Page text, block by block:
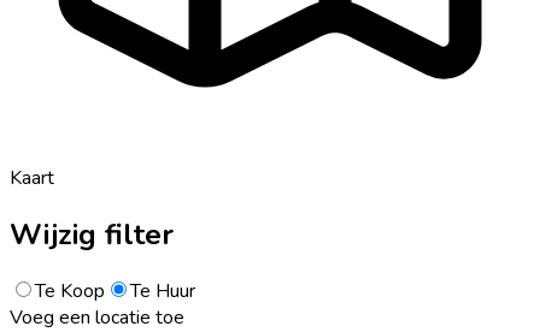
Kaart
Wijzig filter
Te Koop
Te Huur
Voeg een locatie toe